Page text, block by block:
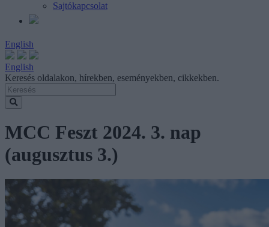
Sajtókapcsolat
English
English
Keresés oldalakon, hírekben, eseményekben, cikkekben.
MCC Feszt 2024. 3. nap
(augusztus 3.)